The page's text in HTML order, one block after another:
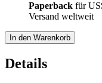
Paperback für
Versand weltweit
In den Warenkorb
Details